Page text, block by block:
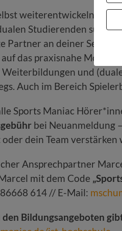
weiterentwickeln willst
Studierenden
Partner an deiner Seite.
das praxisnahe Modell,
und
Auch im Bereich
Sports Maniac
bei Neuanmeldung
dein Team verstärken
Ansprechpartner
mit dem Code
614 // E-Mail:
Bildungsangeboten